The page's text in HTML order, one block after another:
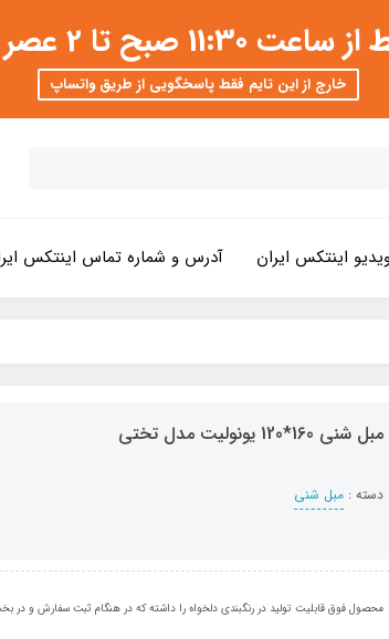
شب امکان پذیر است
خارج از این تایم فقط پاسخگویی از طریق واتساپ
اینتکس ایران آدرس و شماره تماس اینتکس
مبل شنی 160*120 یونولیت مدل تختی
دسته : مبل شنی
محصول فوق قابلیت تولید در رنگبندی دلخواه را داشته که در هنگام ثبت سفارش و در